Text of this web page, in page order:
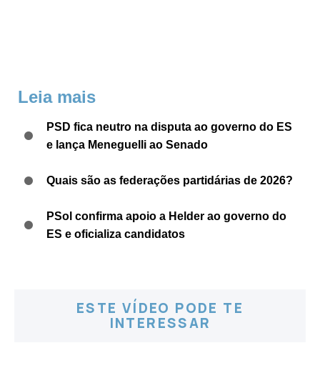
Leia mais
PSD fica neutro na disputa ao governo do ES
e lança Meneguelli ao Senado
Quais são as federações partidárias de 2026?
PSol confirma apoio a Helder ao governo do
ES e oficializa candidatos
ESTE VÍDEO PODE TE
INTERESSAR